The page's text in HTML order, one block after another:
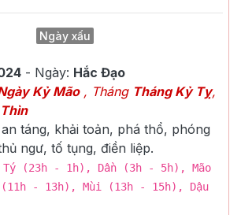
Ngày xấu
- Ngày: Hắc Đạo
Kỷ Mão, Tháng Tháng Kỷ Tỵ,
táng, khải toản, phá thổ, phóng
ngư, tố tụng, điền liệp.
Tý (23h - 1h), Dần (3h - 5h), Mão
- 13h), Mùi (13h - 15h), Dậu